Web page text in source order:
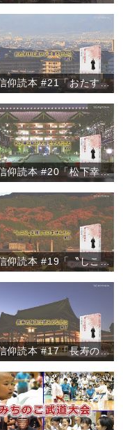
朝の信仰読本 #21「おたすけは温かい言葉がけから」
朝の信仰読本 #20「松下幸之助が天理で学んだこと」
朝の信仰読本 #19「〝しこり〟を残していませんか？」
朝の信仰読本 #17「長寿の秘訣は教えのなかに」